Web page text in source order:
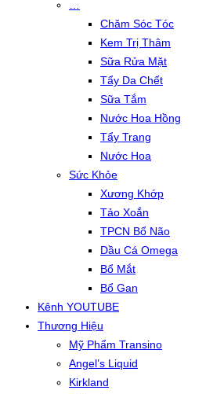
Chăm Sóc Tóc
Kem Trị Thâm
Sữa Rửa Mặt
Tẩy Da Chết
Sữa Tắm
Nước Hoa Hồng
Tẩy Trang
Nước Hoa
Sức Khỏe
Xương Khớp
Tảo Xoắn
TPCN Bổ Não
Dầu Cá Omega
Bổ Mắt
Bổ Gan
Kênh YOUTUBE
Thương Hiệu
Mỹ Phẩm Transino
Angel’s Liquid
Kirkland